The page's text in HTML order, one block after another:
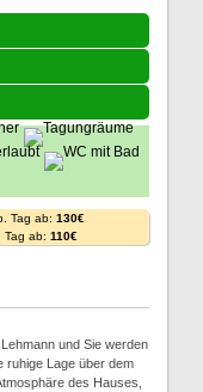
Tag ab: 130€
Tag ab: 110€
und Sie werden
ruhige Lage über dem
des Hauses,